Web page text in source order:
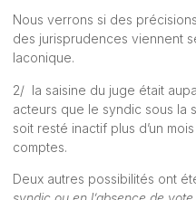
Nous verrons si des
des jurisprudences viennent
laconique.
2/ la saisine du juge était
acteurs que le syndic sous
soit resté inactif plus d’un
comptes.
Deux autres possibilités ont